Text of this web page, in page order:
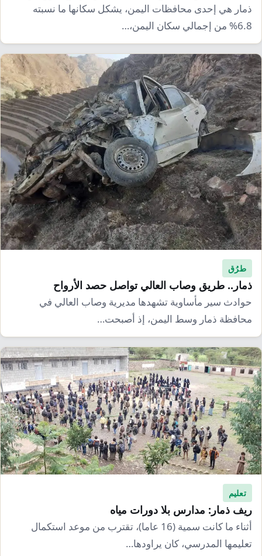
ذمار هي إحدى محافظات اليمن، يشكل سكانها ما نسبته
6.8% من إجمالي سكان اليمن،…
طرُق
ذمار.. طريق وصاب العالي تواصل حصد الأرواح
حوادث سير مأساوية تشهدها مديرية وصاب العالي في
محافظة ذمار وسط اليمن، إذ أصبحت…
تعليم
ريف ذمار: مدارس بلا دورات مياه
أثناء ما كانت سمية (16 عاما)، تقترب من موعد استكمال
تعليمها المدرسي، كان يراودها…